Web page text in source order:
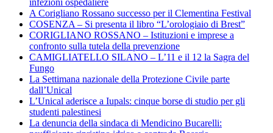
infezioni ospedaliere
A Corigliano Rossano successo per il Clementina Festival
COSENZA – Si presenta il libro “L’orologiaio di Brest”
CORIGLIANO ROSSANO – Istituzioni e imprese a
confronto sulla tutela della prevenzione
CAMIGLIATELLO SILANO – L’11 e il 12 la Sagra del
Fungo
La Settimana nazionale della Protezione Civile parte
dall’Unical
L’Unical aderisce a Iupals: cinque borse di studio per gli
studenti palestinesi
La denuncia della sindaca di Mendicino Bucarelli: